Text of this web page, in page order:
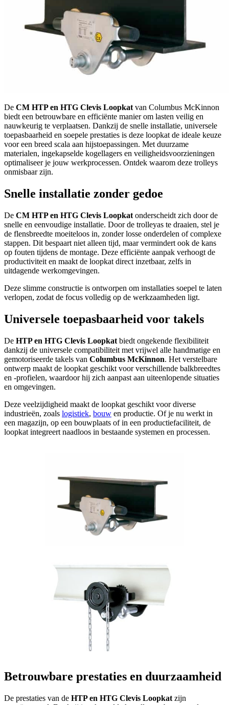
De CM HTP en HTG Clevis Loopkat van Columbus McKinnon
biedt een betrouwbare en efficiënte manier om lasten veilig en
nauwkeurig te verplaatsen. Dankzij de snelle installatie, universele
toepasbaarheid en soepele prestaties is deze loopkat de ideale keuze
voor een breed scala aan hijstoepassingen. Met duurzame
materialen, ingekapselde kogellagers en veiligheidsvoorzieningen
optimaliseer je jouw werkprocessen. Ontdek waarom deze trolleys
onmisbaar zijn.
Snelle installatie zonder gedoe
De CM HTP en HTG Clevis Loopkat onderscheidt zich door de
snelle en eenvoudige installatie. Door de trolleyas te draaien, stel je
de flensbreedte moeiteloos in, zonder losse onderdelen of complexe
stappen. Dit bespaart niet alleen tijd, maar vermindert ook de kans
op fouten tijdens de montage. Deze efficiënte aanpak verhoogt de
productiviteit en maakt de loopkat direct inzetbaar, zelfs in
uitdagende werkomgevingen.
Deze slimme constructie is ontworpen om installaties soepel te laten
verlopen, zodat de focus volledig op de werkzaamheden ligt.
Universele toepasbaarheid voor takels
De HTP en HTG Clevis Loopkat biedt ongekende flexibiliteit
dankzij de universele compatibiliteit met vrijwel alle handmatige en
gemotoriseerde takels van Columbus McKinnon. Het verstelbare
ontwerp maakt de loopkat geschikt voor verschillende balkbreedtes
en -profielen, waardoor hij zich aanpast aan uiteenlopende situaties
en omgevingen.
Deze veelzijdigheid maakt de loopkat geschikt voor diverse
industrieën, zoals logistiek, bouw en productie. Of je nu werkt in
een magazijn, op een bouwplaats of in een productiefaciliteit, de
loopkat integreert naadloos in bestaande systemen en processen.
Betrouwbare prestaties en duurzaamheid
De prestaties van de HTP en HTG Clevis Loopkat zijn